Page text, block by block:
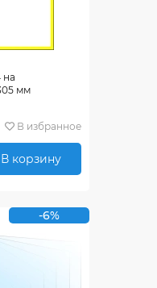
на
мм
В избранное
В корзину
-6%